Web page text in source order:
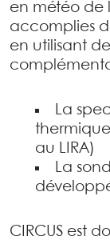
en météo de
accomplies
en utilisant
La
au LIRA)
La
CIRCUS est